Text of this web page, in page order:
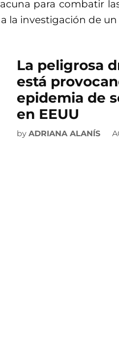
para combatir
la investigación de
La peligrosa
está
epidemia de
en EEUU
by ADRIANA ALANÍS